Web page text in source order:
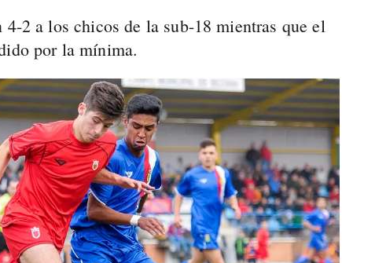
4-2 a los chicos de la sub-18 mientras que el
por la mínima.